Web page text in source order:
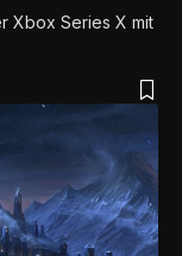
Xbox Series X mit